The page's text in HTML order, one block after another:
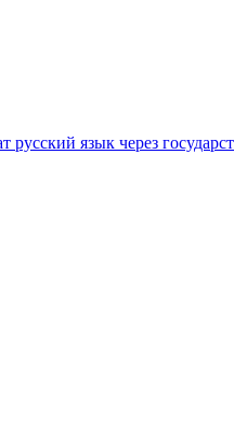
русский язык через